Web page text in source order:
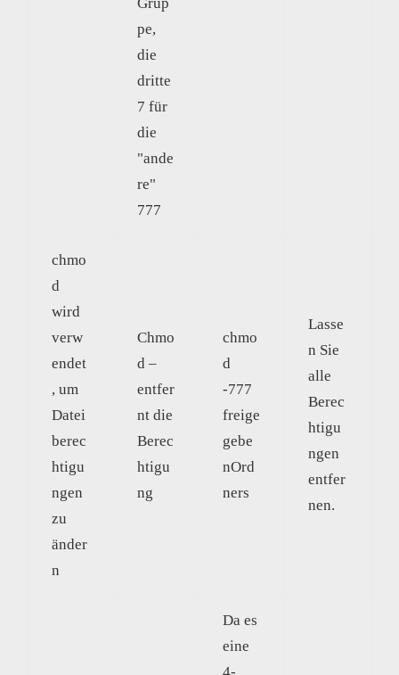
pe,
die
dritte
7 für
die
"ande
re"
777
chmo
d
wird
verw
endet
, um
Datei
berec
htigu
ngen
zu
änder
n
Chmo
d –
entfer
nt die
Berec
htigu
ng
chmo
d
-777
freige
gebe
nOrd
ners
Lasse
n Sie
alle
Berec
htigu
ngen
entfer
nen.
Da es
eine